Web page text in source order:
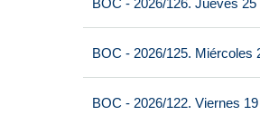
BOC - 2026/126. Jueves 25
BOC - 2026/125. Miércoles
BOC - 2026/122. Viernes